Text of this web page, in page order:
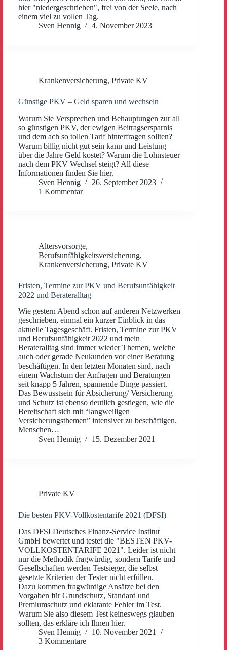
hier "niedergeschrieben", frei von der Seele, nach
einem viel zu vollen Tag.
Sven Hennig
4. November 2023
Krankenversicherung, Private KV
Günstige PKV – Geld sparen und wechseln
Warum Sie Versprechen und Behauptungen zur all
so günstigen PKV, der ewigen Beitragsersparnis
und dem ach so tollen Tarif hinterfragen sollten?
Warum billig nicht gut sein kann und Leistung
über die Jahre Geld kostet? Warum die Lohnsteuer
nach dem PKV Wechsel steigt? All diese
Informationen finden Sie hier.
Sven Hennig
26. September 2023
1 Kommentar
Altersvorsorge,
Berufsunfähigkeitsversicherung,
Krankenversicherung, Private KV
Fristen, Termine zur PKV und Berufsunfähigkeit
2022 und Berateralltag
Wie gestern Abend schon auf anderen Netzwerken
geschrieben, einmal ein kurzer Einblick in das
aktuelle Tagesgeschäft. Fristen, Termine zur PKV
und Berufsunfähigkeit 2022 und mein
Berateralltag sind immer wieder Themen, welche
auch oder gerade Neukunden vor einer Beratung
beschäftigen. In den letzten Monaten sind, nach
einem Wachstum der Anfragen und Beratungen
seit knapp 5 Jahren, spannende Dinge passiert.
Das Bewusstsein für Absicherung/ Versicherung
und Schutz ist ebenso deutlich gestiegen, wie die
Bereitschaft sich mit “langweiligen
Versicherungsthemen” intensiver zu beschäftigen.
Menschen…
Sven Hennig
15. Dezember 2021
Private KV
Die besten PKV-Vollkostentarife 2021 (DFSI)
Das DFSI Deutsches Finanz-Service Institut
GmbH bewertet und testet die "BESTEN PKV-
VOLLKOSTENTARIFE 2021". Leider ist nicht
nur die Methodik fragwürdig, sondern Tarife und
Gesellschaften werden Testsieger, die selbst
gesetzte Kriterien der Tester nicht erfüllen.
Dazu kommen fragwürdige Ansätze bei den
Vorgaben für Grundschutz, Standard und
Premiumschutz und eklatante Fehler im Test.
Warum Sie also diesem Test keineswegs glauben
sollten, das erkläre ich Ihnen hier.
Sven Hennig
10. November 2021
3 Kommentare